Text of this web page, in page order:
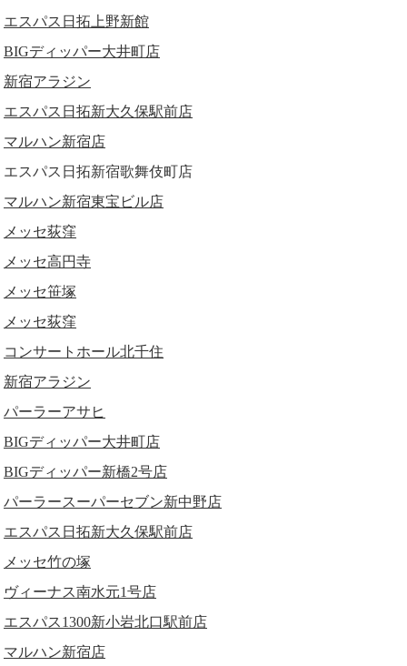
エスパス日拓上野新館
BIGディッパー大井町店
新宿アラジン
エスパス日拓新大久保駅前店
マルハン新宿店
エスパス日拓新宿歌舞伎町店
マルハン新宿東宝ビル店
メッセ荻窪
メッセ高円寺
メッセ笹塚
メッセ荻窪
コンサートホール北千住
新宿アラジン
パーラーアサヒ
BIGディッパー大井町店
BIGディッパー新橋2号店
パーラースーパーセブン新中野店
エスパス日拓新大久保駅前店
メッセ竹の塚
ヴィーナス南水元1号店
エスパス1300新小岩北口駅前店
マルハン新宿店